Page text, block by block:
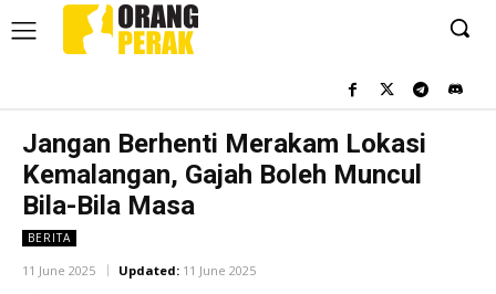
Jangan Berhenti Merakam Lokasi
Kemalangan, Gajah Boleh Muncul
Bila-Bila Masa
BERITA
11 June 2025 Updated: 11 June 2025